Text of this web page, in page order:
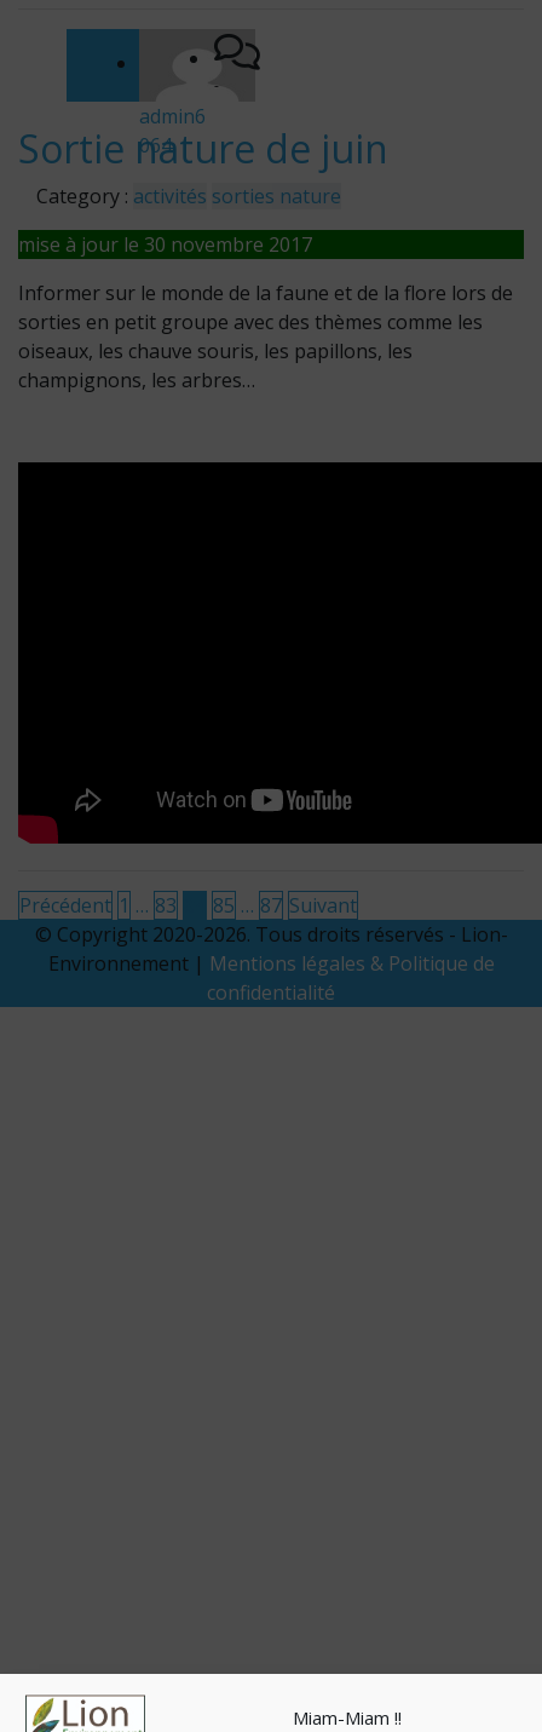
Miam-Miam !!
admin6
064
-
Sortie nature de juin
Category : activités sorties nature
mise à jour le 30 novembre 2017
Informer sur le monde de la faune et de la flore lors de
sorties en petit groupe avec des thèmes comme les
oiseaux, les chauve souris, les papillons, les
champignons, les arbres…
Pagination
des
publications
Précédent 1 … 83 85 … 87 Suivant
© Copyright 2020-2026. Tous droits réservés - Lion-
Environnement | Mentions légales & Politique de
confidentialité